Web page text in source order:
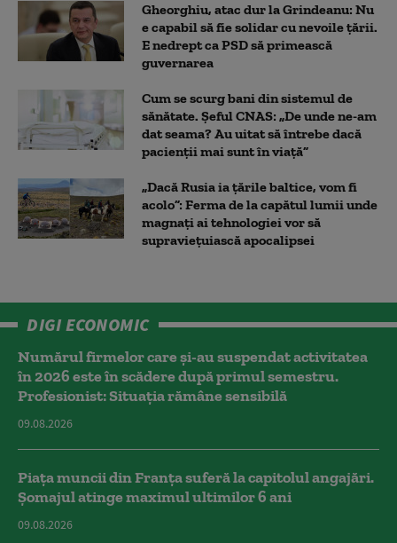
Gheorghiu, atac dur la Grindeanu: Nu
e capabil să fie solidar cu nevoile țării.
E nedrept ca PSD să primească
guvernarea
Cum se scurg bani din sistemul de
sănătate. Șeful CNAS: „De unde ne-am
dat seama? Au uitat să întrebe dacă
pacienții mai sunt în viață”
„Dacă Rusia ia țările baltice, vom fi
acolo”: Ferma de la capătul lumii unde
magnați ai tehnologiei vor să
supraviețuiască apocalipsei
DIGI ECONOMIC
Numărul firmelor care și-au suspendat activitatea
în 2026 este în scădere după primul semestru.
Profesionist: Situația rămâne sensibilă
09.08.2026
Piața muncii din Franța suferă la capitolul angajări.
Șomajul atinge maximul ultimilor 6 ani
09.08.2026